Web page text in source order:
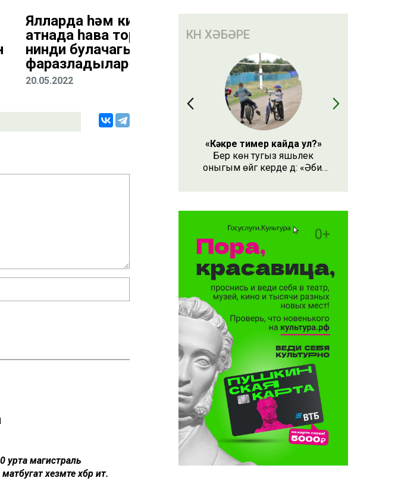
Ялларда һәм киләсе
атнада һава торышы
нинди булачагын
фаразладылар
20.05.2022
урта магистраль
хезмәте хәбәр итә.
КӨН ХӘБӘРЕ
«Кәкре тимер кайда ул?»
Бер көн тугыз яшьлек
оныгым өйгә керде дә: «Әби,
ул?» – дип сорады.